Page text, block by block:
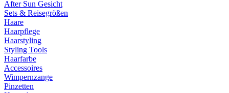
After Sun Gesicht
Sets & Reisegrößen
Haare
Haarpflege
Haarstyling
Styling Tools
Haarfarbe
Accessoires
Wimpernzange
Pinzetten